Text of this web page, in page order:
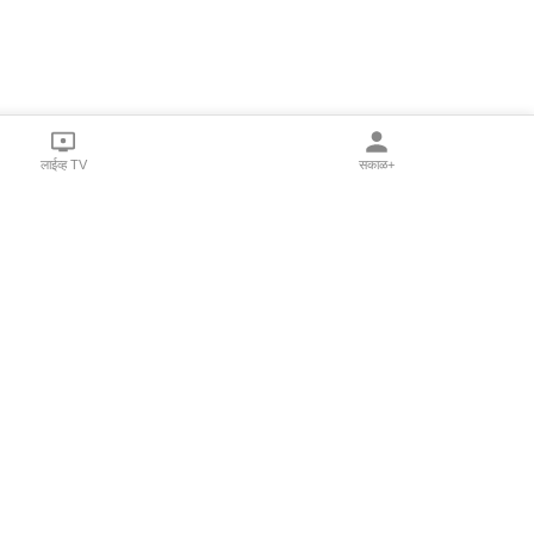
लाईव्ह TV सकाळ+